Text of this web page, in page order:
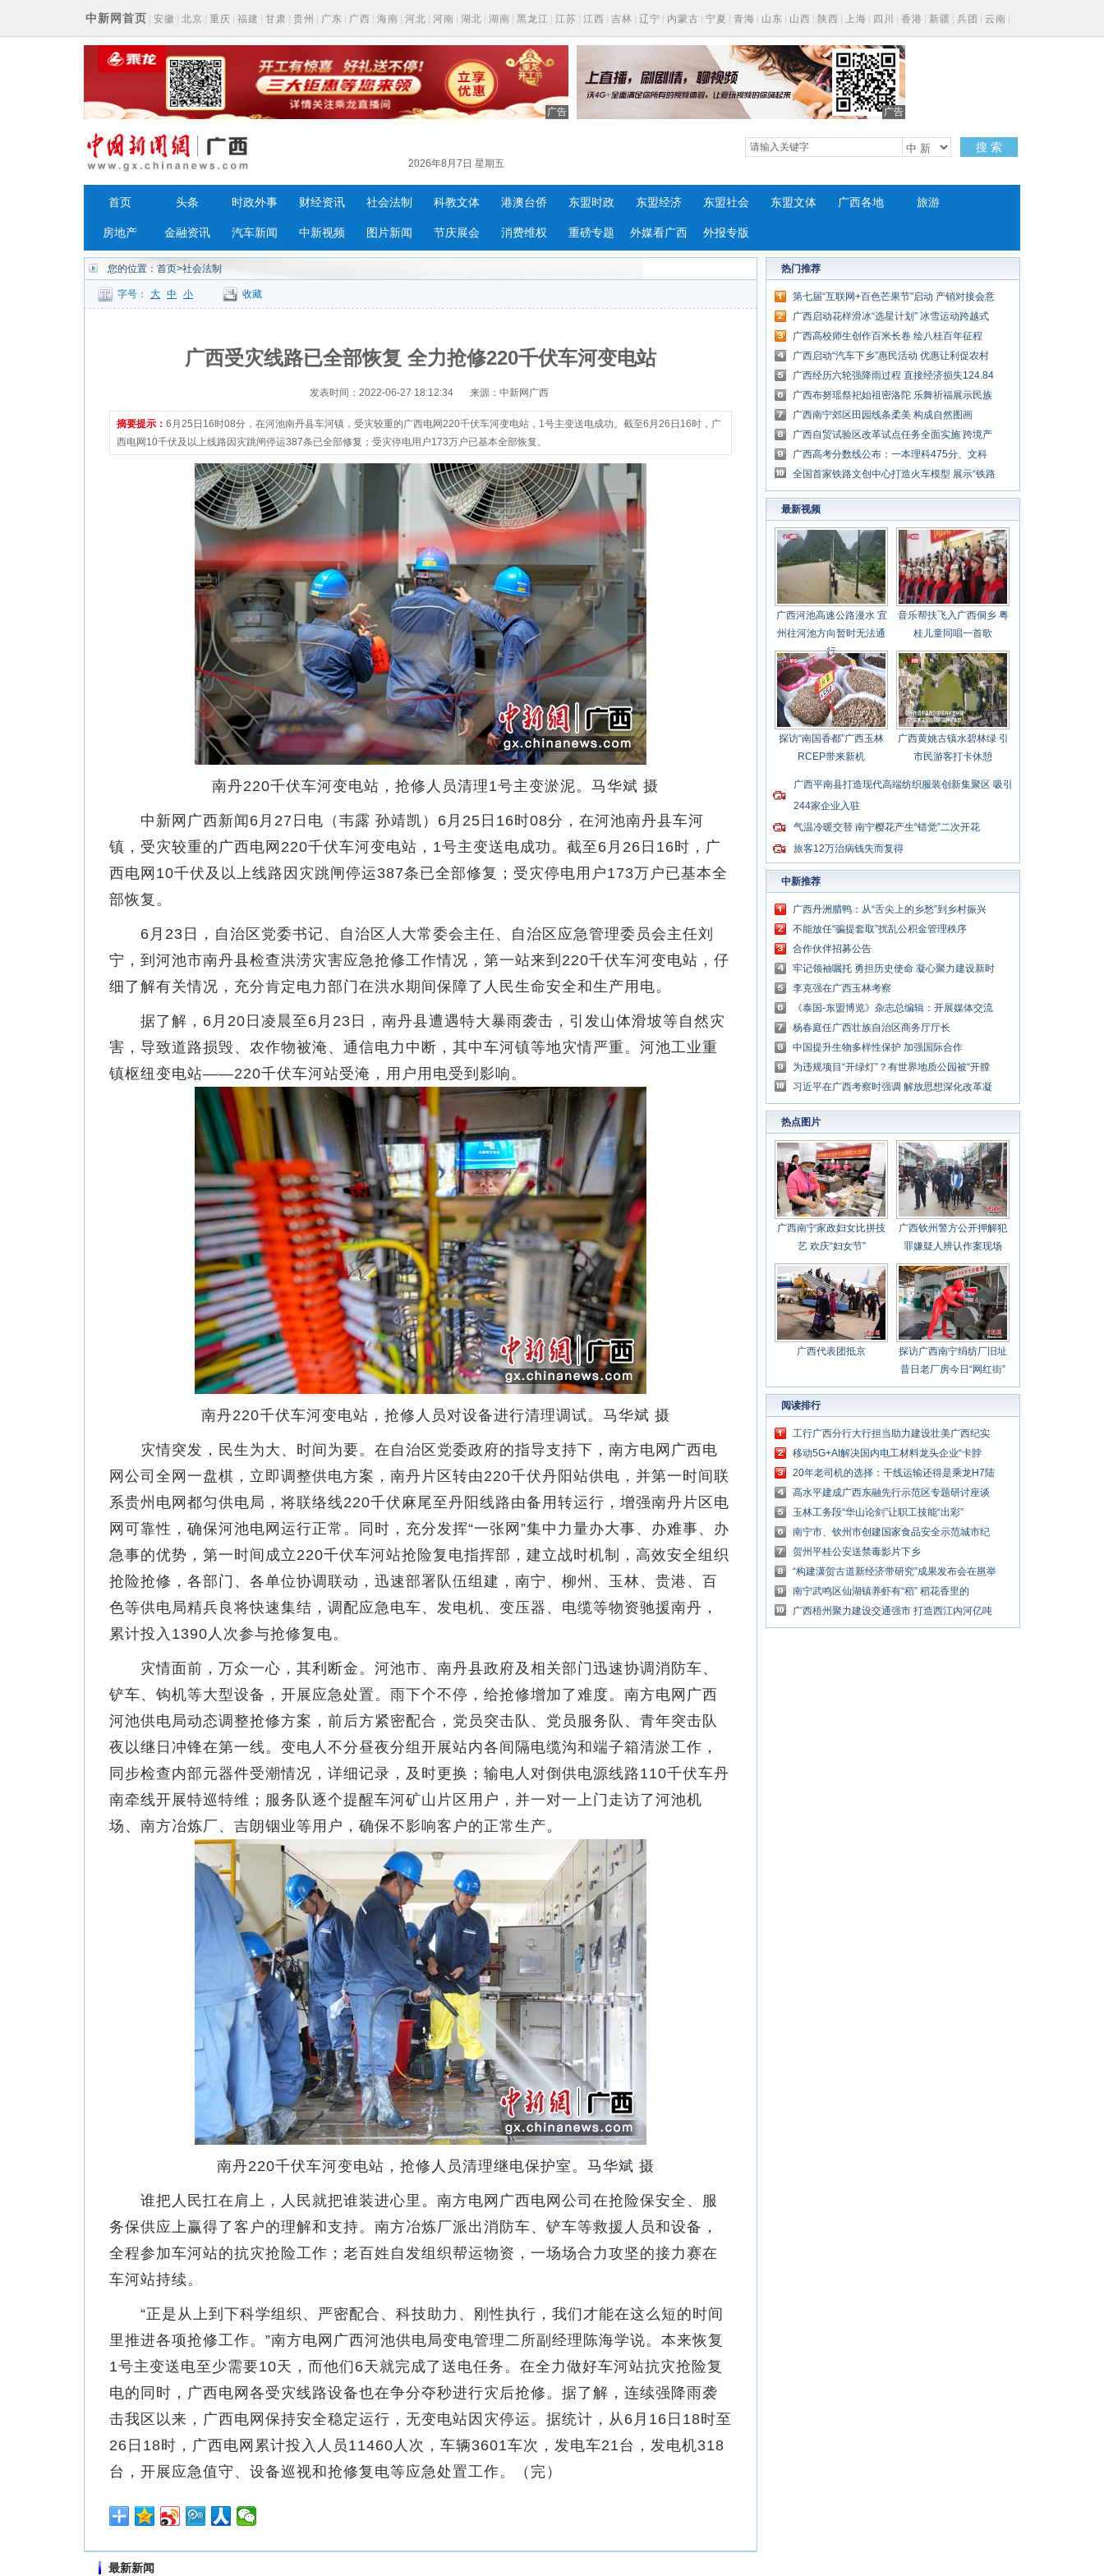
中新网首页 安徽 北京 重庆 福建 甘肃 贵州 广东 广西 海南 河北 河南 湖北 湖南 黑龙江 江苏 江西 吉林 辽宁 内蒙古 宁夏 青海 山东 山西 陕西 上海 四川 香港 新疆 兵团 云南
广告 广告
2026年8月7日 星期五
搜 索
首页 头条 时政外事 财经资讯 社会法制 科教文体 港澳台侨 东盟时政 东盟经济 东盟社会 东盟文体 广西各地 旅游
房地产 金融资讯 汽车新闻 中新视频 图片新闻 节庆展会 消费维权 重磅专题 外媒看广西 外报专版
您的位置： 首页>社会法制
字号： 大 中 小 收藏
广西受灾线路已全部恢复 全力抢修220千伏车河变电站
发表时间：2022-06-27 18:12:34 来源：中新网广西
摘要提示： 6月25日16时08分，在河池南丹县车河镇，受灾较重的广西电网220千伏车河变电站，1号主变送电成功。截至6月26日16时，广
西电网10千伏及以上线路因灾跳闸停运387条已全部修复；受灾停电用户173万户已基本全部恢复。
南丹220千伏车河变电站，抢修人员清理1号主变淤泥。马华斌 摄
中新网广西新闻6月27日电（韦露 孙靖凯）6月25日16时08分，在河池南丹县车河
镇，受灾较重的广西电网220千伏车河变电站，1号主变送电成功。截至6月26日16时，广
西电网10千伏及以上线路因灾跳闸停运387条已全部修复；受灾停电用户173万户已基本全
部恢复。
6月23日，自治区党委书记、自治区人大常委会主任、自治区应急管理委员会主任刘
宁，到河池市南丹县检查洪涝灾害应急抢修工作情况，第一站来到220千伏车河变电站，仔
细了解有关情况，充分肯定电力部门在洪水期间保障了人民生命安全和生产用电。
据了解，6月20日凌晨至6月23日，南丹县遭遇特大暴雨袭击，引发山体滑坡等自然灾
害，导致道路损毁、农作物被淹、通信电力中断，其中车河镇等地灾情严重。河池工业重
镇枢纽变电站——220千伏车河站受淹，用户用电受到影响。
南丹220千伏车河变电站，抢修人员对设备进行清理调试。马华斌 摄
灾情突发，民生为大、时间为要。在自治区党委政府的指导支持下，南方电网广西电
网公司全网一盘棋，立即调整供电方案，南丹片区转由220千伏丹阳站供电，并第一时间联
系贵州电网都匀供电局，将联络线220千伏麻尾至丹阳线路由备用转运行，增强南丹片区电
网可靠性，确保河池电网运行正常。同时，充分发挥“一张网”集中力量办大事、办难事、办
急事的优势，第一时间成立220千伏车河站抢险复电指挥部，建立战时机制，高效安全组织
抢险抢修，各部门、各单位协调联动，迅速部署队伍组建，南宁、柳州、玉林、贵港、百
色等供电局精兵良将快速集结，调配应急电车、发电机、变压器、电缆等物资驰援南丹，
累计投入1390人次参与抢修复电。
灾情面前，万众一心，其利断金。河池市、南丹县政府及相关部门迅速协调消防车、
铲车、钩机等大型设备，开展应急处置。雨下个不停，给抢修增加了难度。南方电网广西
河池供电局动态调整抢修方案，前后方紧密配合，党员突击队、党员服务队、青年突击队
夜以继日冲锋在第一线。变电人不分昼夜分组开展站内各间隔电缆沟和端子箱清淤工作，
同步检查内部元器件受潮情况，详细记录，及时更换；输电人对倒供电源线路110千伏车丹
南牵线开展特巡特维；服务队逐个提醒车河矿山片区用户，并一对一上门走访了河池机
场、南方冶炼厂、吉朗铟业等用户，确保不影响客户的正常生产。
南丹220千伏车河变电站，抢修人员清理继电保护室。马华斌 摄
谁把人民扛在肩上，人民就把谁装进心里。南方电网广西电网公司在抢险保安全、服
务保供应上赢得了客户的理解和支持。南方冶炼厂派出消防车、铲车等救援人员和设备，
全程参加车河站的抗灾抢险工作；老百姓自发组织帮运物资，一场场合力攻坚的接力赛在
车河站持续。
“正是从上到下科学组织、严密配合、科技助力、刚性执行，我们才能在这么短的时间
里推进各项抢修工作。”南方电网广西河池供电局变电管理二所副经理陈海学说。本来恢复
1号主变送电至少需要10天，而他们6天就完成了送电任务。在全力做好车河站抗灾抢险复
电的同时，广西电网各受灾线路设备也在争分夺秒进行灾后抢修。据了解，连续强降雨袭
击我区以来，广西电网保持安全稳定运行，无变电站因灾停运。据统计，从6月16日18时至
26日18时，广西电网累计投入人员11460人次，车辆3601车次，发电车21台，发电机318
台，开展应急值守、设备巡视和抢修复电等应急处置工作。（完）
最新新闻
热门推荐
第七届“互联网+百色芒果节”启动 产销对接会意
向成交额5.8亿
广西启动花样滑冰“选星计划” 冰雪运动跨越式
发展
广西高校师生创作百米长卷 绘八桂百年征程
广西启动“汽车下乡”惠民活动 优惠让利促农村
消费升级
广西经历六轮强降雨过程 直接经济损失124.84
亿
广西布努瑶祭祀始祖密洛陀 乐舞祈福展示民族
风情
广西南宁郊区田园线条柔美 构成自然图画
广西自贸试验区改革试点任务全面实施 跨境产
业链集聚效应显现
广西高考分数线公布：一本理科475分、文科
532分
全国首家铁路文创中心打造火车模型 展示“铁路
情结”
最新视频
广西河池高速公路漫水 宜
州往河池方向暂时无法通
行
音乐帮扶飞入广西侗乡 粤
桂儿童同唱一首歌
探访“南国香都”广西玉林
RCEP带来新机
广西黄姚古镇水碧林绿 引
市民游客打卡休憩
广西平南县打造现代高端纺织服装创新集聚区 吸引
244家企业入驻
气温冷暖交替 南宁樱花产生“错觉”二次开花
旅客12万治病钱失而复得
中新推荐
广西丹洲腊鸭：从“舌尖上的乡愁”到乡村振兴
的“利器”
不能放任“骗提套取”扰乱公积金管理秩序
合作伙伴招募公告
牢记领袖嘱托 勇担历史使命 凝心聚力建设新时
代中国特色社会主义壮美广西
李克强在广西玉林考察
《泰国-东盟博览》杂志总编辑：开展媒体交流
讲好中国与东盟合作故事
杨春庭任广西壮族自治区商务厅厅长
中国提升生物多样性保护 加强国际合作
为违规项目“开绿灯”？有世界地质公园被“开膛
破肚”
习近平在广西考察时强调 解放思想深化改革凝
心聚力担当实干 建设新时代中国特色社会主义
壮美
热点图片
广西南宁家政妇女比拼技
艺 欢庆“妇女节”
广西钦州警方公开押解犯
罪嫌疑人辨认作案现场
广西代表团抵京
探访广西南宁绢纺厂旧址
昔日老厂房今日“网红街”
阅读排行
工行广西分行大行担当助力建设壮美广西纪实
移动5G+AI解决国内电工材料龙头企业“卡脖
子”问题
20年老司机的选择：干线运输还得是乘龙H7陆
航版
高水平建成广西东融先行示范区专题研讨座谈
会举行
玉林工务段“华山论剑”让职工技能“出彩”
南宁市、钦州市创建国家食品安全示范城市纪
实
贺州平桂公安送禁毒影片下乡
“构建潇贺古道新经济带研究”成果发布会在邕举
行
南宁武鸣区仙湖镇养虾有“稻” 稻花香里的
说“钱”景
广西梧州聚力建设交通强市 打造西江内河亿吨
大港